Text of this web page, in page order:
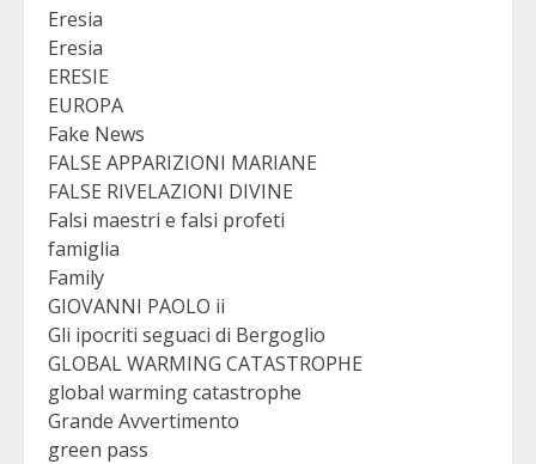
Eresia
Eresia
ERESIE
EUROPA
Fake News
FALSE APPARIZIONI MARIANE
FALSE RIVELAZIONI DIVINE
Falsi maestri e falsi profeti
famiglia
Family
GIOVANNI PAOLO ii
Gli ipocriti seguaci di Bergoglio
GLOBAL WARMING CATASTROPHE
global warming catastrophe
Grande Avvertimento
green pass